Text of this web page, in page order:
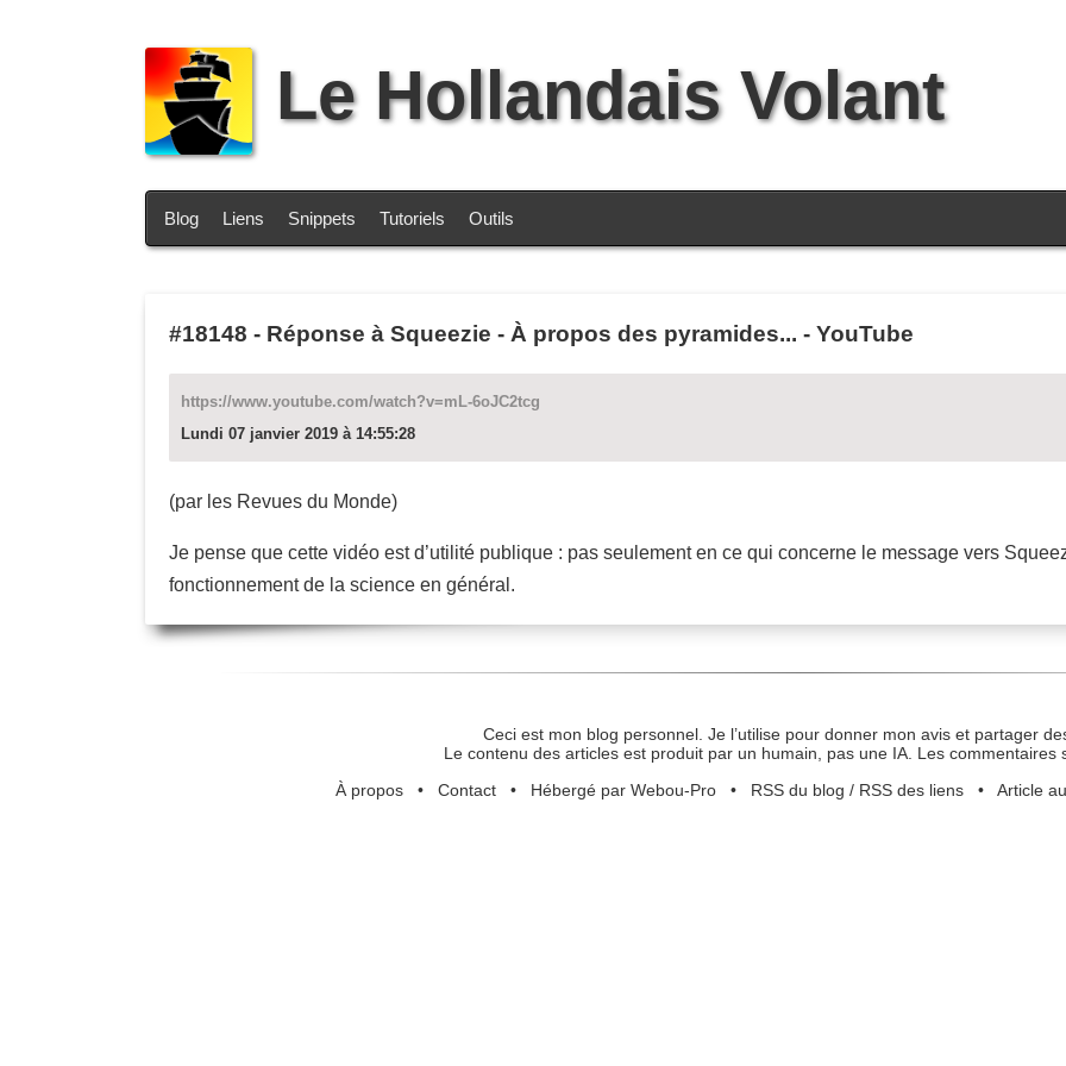
Le Hollandais Volant
Blog Liens Snippets Tutoriels Outils
#18148 - Réponse à Squeezie - À propos des pyramides... - YouTube
https://www.youtube.com/watch?v=mL-6oJC2tcg
Lundi 07 janvier 2019 à 14:55:28
(par les Revues du Monde)
Je pense que cette vidéo est d’utilité publique : pas seulement en ce qui concerne le message vers
fonctionnement de la science en général.
Ceci est mon blog personnel. Je l’utilise pour donner mon avis et partager
Le contenu des articles est produit par un humain, pas une IA. Les commentaires
À propos• Contact• Hébergé par Webou-Pro• RSS du blog / RSS des liens• Article